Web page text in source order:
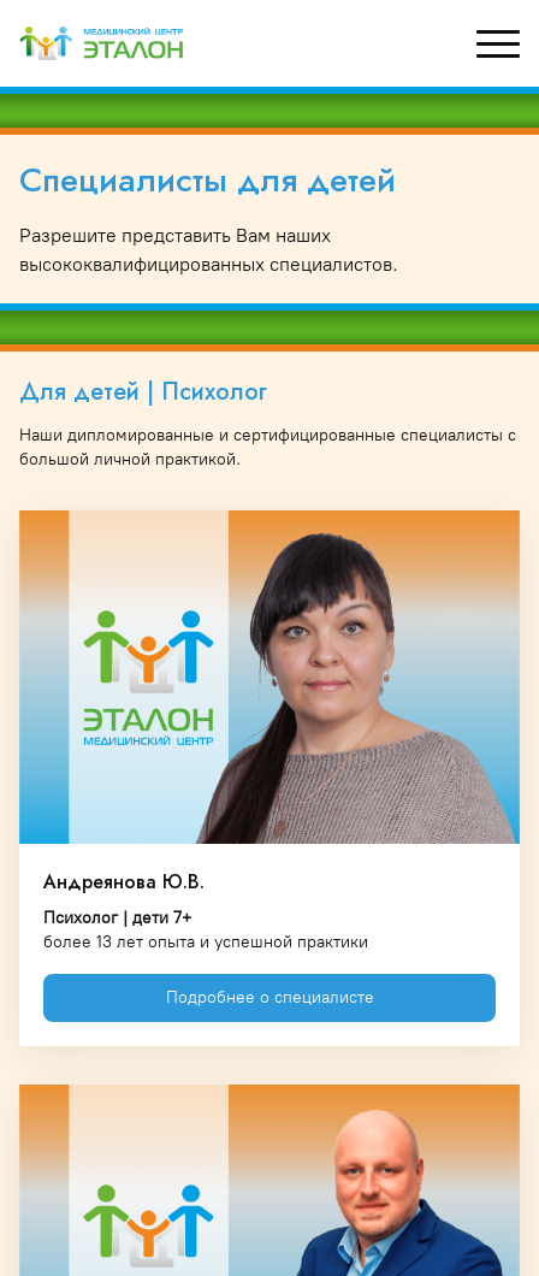
кабинет
и лаб. исследования
капельницы
УЗИ
Перечень УЗИ
Д
Специалисты для детей
Разрешите представить Вам наших
высококвалифицированных специалистов.
Для детей | Психолог
Наши дипломированные и сертифицированные специалисты с
большой личной практикой.
Андреянова Ю.В.
Психолог | дети 7+
более 13 лет опыта и успешной практики
Подробнее о специалисте